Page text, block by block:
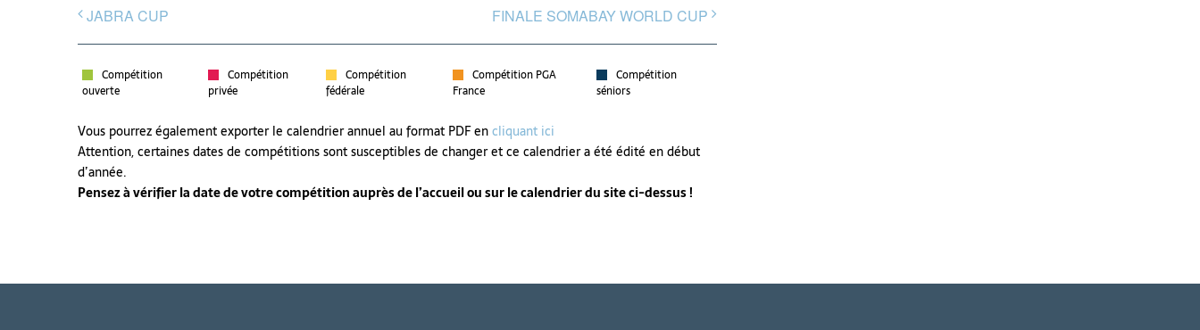
JABRA CUP FINALE SOMABAY WORLD CUP
Compétition
ouverte
Compétition
privée
Compétition
fédérale
Compétition PGA
France
Compétition
séniors
Vous pourrez également exporter le calendrier annuel au format PDF encliquant ici
Attention, certaines dates de compétitions sont susceptibles de changer et ce calendrier a été édité en début
d’année.
Pensez à vérifier la date de votre compétition auprès de l’accueil ou sur le calendrier du site ci-dessus !